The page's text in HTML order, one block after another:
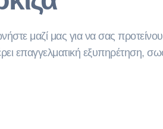
μαζί μας για να σας
επαγγελματική εξυπηρέτηση,